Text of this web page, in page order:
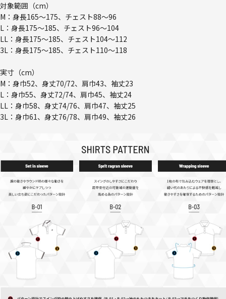
対象範囲（cm）
M：身長165～175、チェスト88～96
L：身長175～185、チェスト96～104
LL：身長175～185、チェスト104～112
3L：身長175～185、チェスト110～118
実寸（cm）
M：身巾52、身丈70/72、肩巾43、袖丈23
L：身巾55、身丈72/74、肩巾45、袖丈24
LL：身巾58、身丈74/76、肩巾47、袖丈25
3L：身巾61、身丈76/78、肩巾49、袖丈26